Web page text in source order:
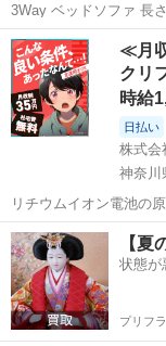
3Way
東京 足立区 扇
≪月
クリ
時給
日払い
株式会
神奈川
リチウムイオン電池の
ワンルーム寮完備！赴
ト免許お持ちの方、活
市》 人気の工場のお
神奈川 相模原市
【夏
状態が
プリフラ